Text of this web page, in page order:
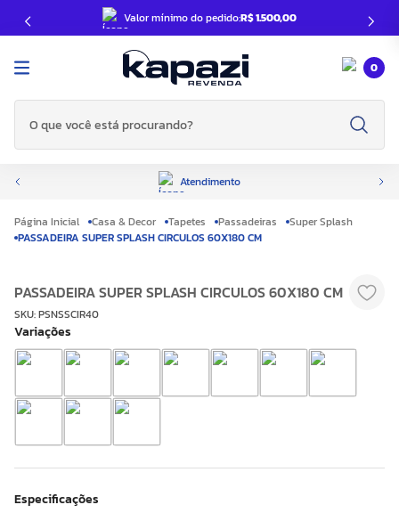
Valor mínimo do pedido:R$ 1.500,00
0
O que você está procurando?
Atendimento
Casa & Decor Tapetes Passadeiras
Super Splash
PASSADEIRA SUPER SPLASH CIRCULOS 60X180 CM
PASSADEIRA SUPER SPLASH CIRCULOS 60X180 CM
SKU:PSNSSCIR40
Especificações